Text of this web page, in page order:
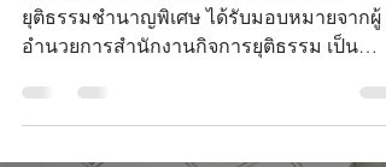
28 ธ.ค. 2565
ยาว 1 นาที
มีค่า สตูดิโอ ร่วมเสริมแกร่ง!
พัฒนาสื่อด้านกฎหมายและ
กระบวนการยุติธรรม